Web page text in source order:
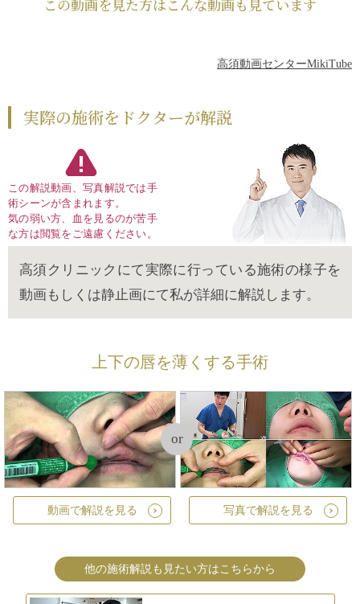
この動画を見た方はこんな動画も見ています
高須動画センターMikiTube
実際の施術をドクターが解説
この解説動画、写真解説では手
術シーンが含まれます。
気の弱い方、血を見るのが苦手
な方は閲覧をご遠慮ください。
高須クリニックにて実際に行っている施術の様子を
動画もしくは静止画にて私が詳細に解説します。
上下の唇を薄くする手術
or
動画で解説を見る 写真で解説を見る
他の施術解説も見たい方はこちらから